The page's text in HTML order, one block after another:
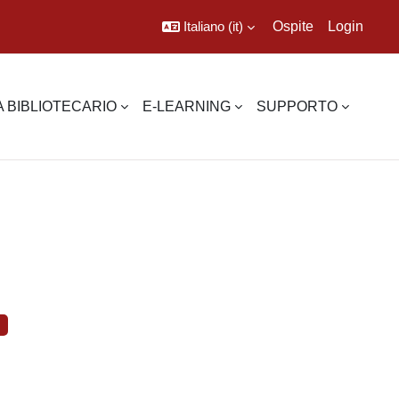
Italiano ‎(it)‎ Ospite Login
BIBLIOTECARIO E-LEARNING SUPPORTO